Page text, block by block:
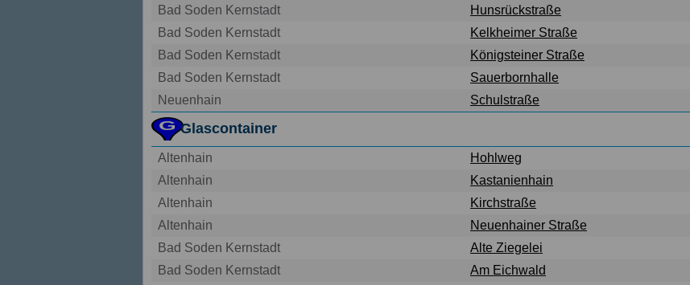
Bad Soden Kernstadt
Hunsrückstraße
Bad Soden Kernstadt
Kelkheimer Straße
Bad Soden Kernstadt
Königsteiner Straße
Bad Soden Kernstadt
Sauerbornhalle
Neuenhain
Schulstraße
Glascontainer
Altenhain
Hohlweg
Altenhain
Kastanienhain
Altenhain
Kirchstraße
Altenhain
Neuenhainer Straße
Bad Soden Kernstadt
Alte Ziegelei
Bad Soden Kernstadt
Am Eichwald